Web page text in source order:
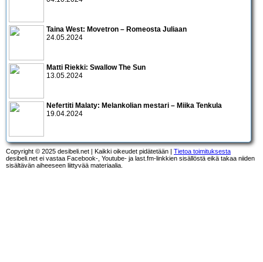
Taina West: Movetron – Romeosta Juliaan
24.05.2024
Matti Riekki: Swallow The Sun
13.05.2024
Nefertiti Malaty: Melankolian mestari – Miika Tenkula
19.04.2024
Copyright © 2025 desibeli.net | Kaikki oikeudet pidätetään | Tietoa toimituksesta
desibeli.net ei vastaa Facebook-, Youtube- ja last.fm-linkkien sisällöstä eikä takaa niiden
sisältävän aiheeseen liittyvää materiaalia.